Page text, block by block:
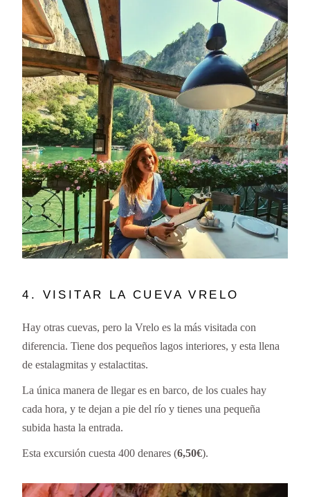
4. VISITAR LA CUEVA VRELO
Hay otras cuevas, pero la Vrelo es la más visitada con
diferencia. Tiene dos pequeños lagos interiores, y esta llena
de estalagmitas y estalactitas.
La única manera de llegar es en barco, de los cuales hay
cada hora, y te dejan a pie del río y tienes una pequeña
subida hasta la entrada.
Esta excursión cuesta 400 denares (6,50€).